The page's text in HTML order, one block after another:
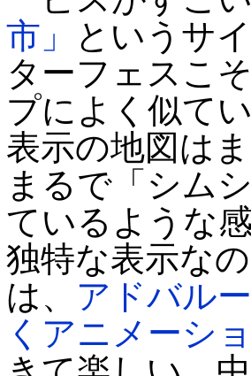
市」
というサ
ターフェスこ
プによく似て
表示の地図は
まるで「シム
ているような
独特な表示な
は、 アドバル
くアニメーシ